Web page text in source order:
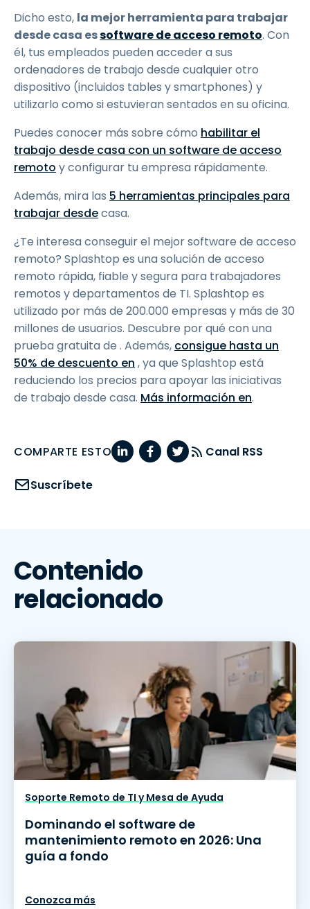
Dicho esto, la mejor herramienta para trabajar
desde casa essoftware de acceso remoto. Con
él, tus empleados pueden acceder a sus
ordenadores de trabajo desde cualquier otro
dispositivo (incluidos tables y smartphones) y
utilizarlo como si estuvieran sentados en su oficina.
Puedes conocer más sobre cómo habilitar el
trabajo desde casa con un software de acceso
remoto y configurar tu empresa rápidamente.
Además, mira las 5 herramientas principales para
trabajar desdecasa.
¿Te interesa conseguir el mejor software de acceso
remoto? Splashtop es una solución de acceso
remoto rápida, fiable y segura para trabajadores
remotos y departamentos de TI. Splashtop es
utilizado por más de 200.000 empresas y más de 30
millones de usuarios. Descubre por qué con una
prueba gratuita de . Además, consigue hasta un
50% de descuento en , ya que Splashtop está
reduciendo los precios para apoyar las iniciativas
de trabajo desde casa. Más información en.
COMPARTE ESTO Canal RSS
Suscríbete
Contenido
relacionado
Soporte Remoto de TI y Mesa de Ayuda
Dominando el software de
mantenimiento remoto en 2026: Una
guía a fondo
Conozca más